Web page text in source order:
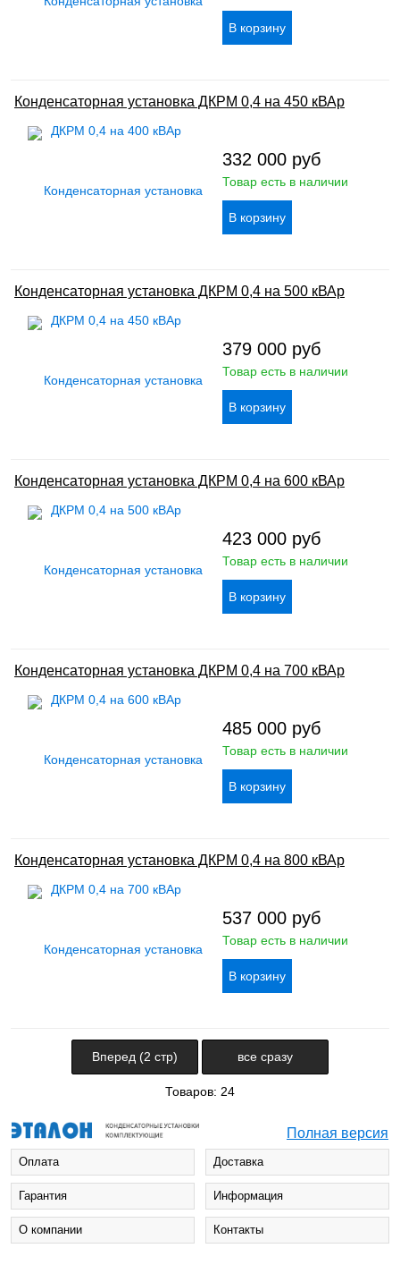
Конденсаторная установка ДКРМ 0,4 на 450 кВАр
332 000 руб
Товар есть в наличии
Конденсаторная установка ДКРМ 0,4 на 500 кВАр
379 000 руб
Товар есть в наличии
Конденсаторная установка ДКРМ 0,4 на 600 кВАр
423 000 руб
Товар есть в наличии
Конденсаторная установка ДКРМ 0,4 на 700 кВАр
485 000 руб
Товар есть в наличии
Конденсаторная установка ДКРМ 0,4 на 800 кВАр
537 000 руб
Товар есть в наличии
Вперед (2 стр) все сразу
Товаров: 24
Полная версия
Оплата Доставка
Гарантия Информация
О компании Контакты